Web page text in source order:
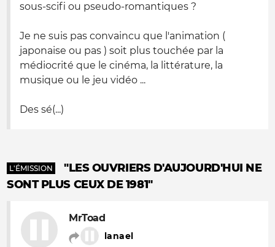
sous-scifi ou pseudo-romantiques ?
Je ne suis pas convaincu que l'animation (
japonaise ou pas ) soit plus touchée par la
médiocrité que le cinéma, la littérature, la
musique ou le jeu vidéo ...
Des sé(...)
L'ÉMISSION
"LES OUVRIERS D'AUJOURD'HUI NE
SONT PLUS CEUX DE 1981"
MrToad
lanael